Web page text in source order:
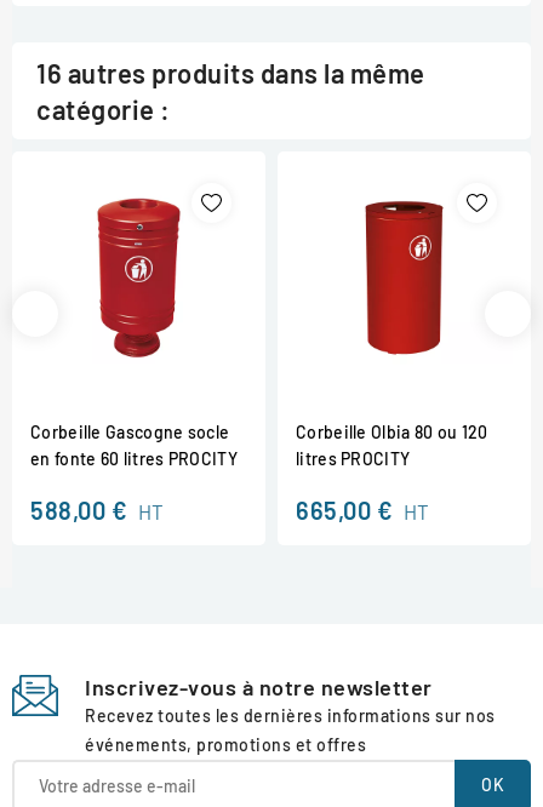
16 autres produits dans la même
catégorie :
Corbeille Gascogne socle
en fonte 60 litres PROCITY
588,00 € HT
Corbeille Olbia 80 ou 120
litres PROCITY
665,00 € HT
Inscrivez-vous à notre newsletter
Recevez toutes les dernières informations sur nos
événements, promotions et offres